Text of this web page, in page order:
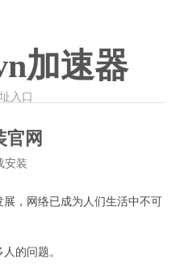
加速器
入口
官网
安装
，网络已成为人们生活中不可
的问题。